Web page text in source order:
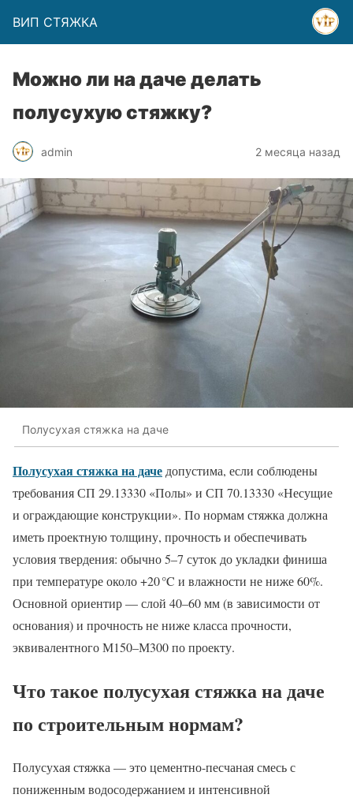
ВИП СТЯЖКА
Можно ли на даче делать
полусухую стяжку?
admin 2 месяца назад
Полусухая стяжка на даче
Полусухая стяжка на даче допустима, если соблюдены
требования СП 29.13330 «Полы» и СП 70.13330 «Несущие
и ограждающие конструкции». По нормам стяжка должна
иметь проектную толщину, прочность и обеспечивать
условия твердения: обычно 5–7 суток до укладки финиша
при температуре около +20 °C и влажности не ниже 60%.
Основной ориентир — слой 40–60 мм (в зависимости от
основания) и прочность не ниже класса прочности,
эквивалентного М150–М300 по проекту.
Что такое полусухая стяжка на даче
по строительным нормам?
Полусухая стяжка — это цементно-песчаная смесь с
пониженным водосодержанием и интенсивной